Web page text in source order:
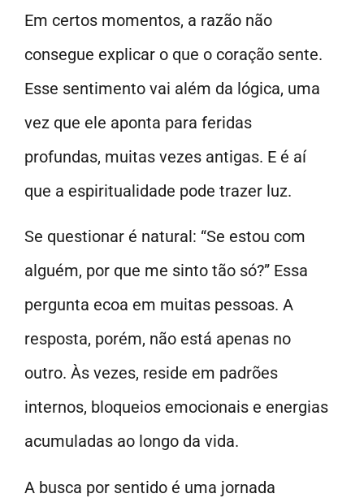
Em certos momentos, a razão não
consegue explicar o que o coração sente.
Esse sentimento vai além da lógica, uma
vez que ele aponta para feridas
profundas, muitas vezes antigas. E é aí
que a espiritualidade pode trazer luz.
Se questionar é natural: “Se estou com
alguém, por que me sinto tão só?” Essa
pergunta ecoa em muitas pessoas. A
resposta, porém, não está apenas no
outro. Às vezes, reside em padrões
internos, bloqueios emocionais e energias
acumuladas ao longo da vida.
A busca por sentido é uma jornada